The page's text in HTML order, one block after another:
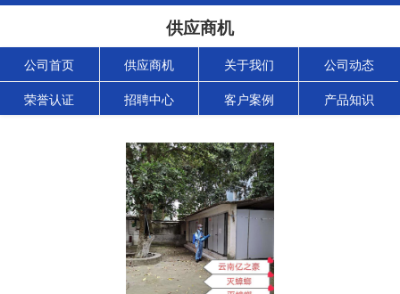
供应商机
公司首页 供应商机 关于我们 公司动态
荣誉认证 招聘中心 客户案例 产品知识